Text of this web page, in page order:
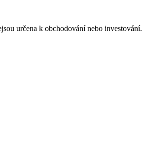
určena k obchodování nebo investování.